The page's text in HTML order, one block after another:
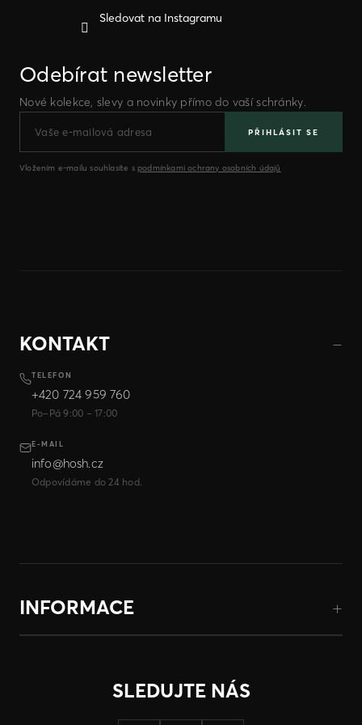
Sledovat na Instagramu
Odebírat newsletter
Nové kolekce, slevy a novinky přímo do vaší schránky.
PŘIHLÁSIT SE
Vložením e-mailu souhlasíte s podmínkami ochrany osobních údajů
KONTAKT
TELEFON
+420 724 959 760
Po–Pá 9:00 – 17:00
E-MAIL
info@hosh.cz
Odpovídáme do 24 hod.
INFORMACE
SLEDUJTE NÁS